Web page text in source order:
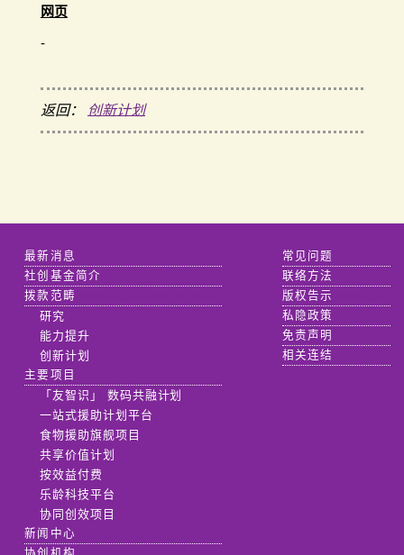
网页
-
返回： 创新计划
最新消息
社创基金简介
拨款范畴
研究
能力提升
创新计划
主要项目
「友智识」 数码共融计划
一站式援助计划平台
食物援助旗舰项目
共享价值计划
按效益付费
乐龄科技平台
协同创效项目
新闻中心
常见问题
联络方法
版权告示
私隐政策
免责声明
相关连结